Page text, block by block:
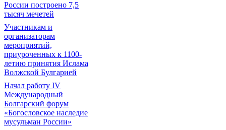
России построено 7,5
тысяч мечетей
Участникам и
организаторам
мероприятий,
приуроченных к 1100-
летию принятия Ислама
Волжской Булгарией
Начал работу IV
Международный
Болгарский форум
«Богословское наследие
мусульман России»